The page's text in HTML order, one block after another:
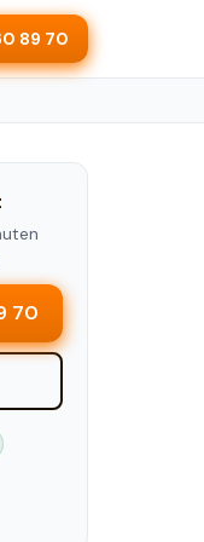
89 70
70